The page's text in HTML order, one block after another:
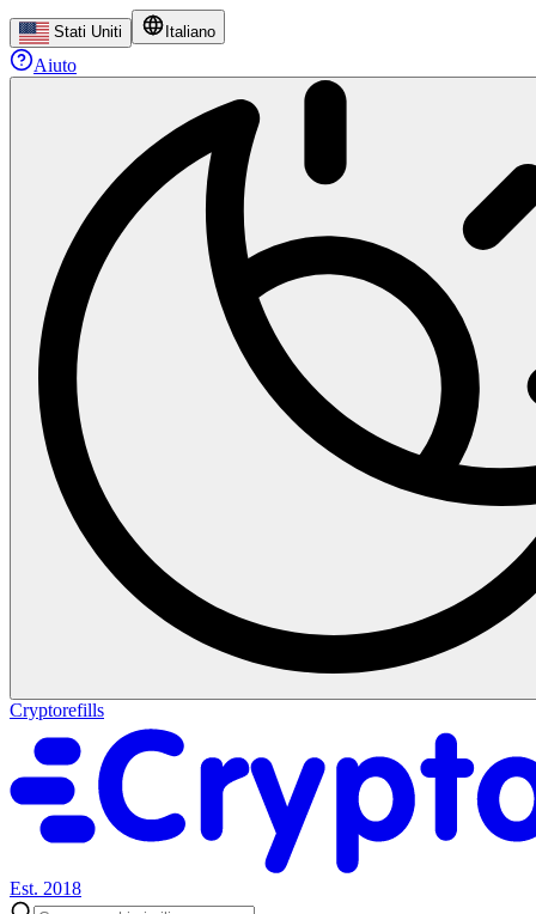
Stati Uniti Italiano
Aiuto
Cryptorefills
Est. 2018